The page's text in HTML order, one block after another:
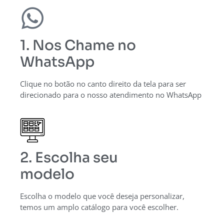
1. Nos Chame no
WhatsApp
Clique no botão no canto direito da tela para ser
direcionado para o nosso atendimento no WhatsApp
2. Escolha seu
modelo
Escolha o modelo que você deseja personalizar,
temos um amplo catálogo para você escolher.